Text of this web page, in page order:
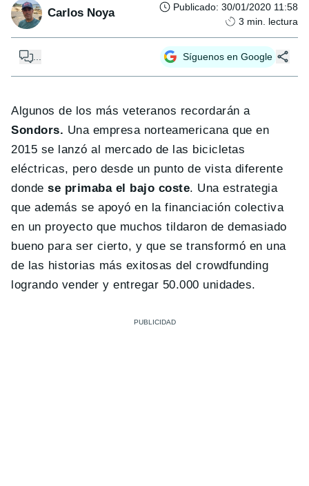
Carlos Noya Publicado: 30/01/2020 11:58
3 min. lectura
Síguenos en Google
Algunos de los más veteranos recordarán a
Sondors. Una empresa norteamericana que en
2015 se lanzó al mercado de las bicicletas
eléctricas, pero desde un punto de vista diferente
donde se primaba el bajo coste. Una estrategia
que además se apoyó en la financiación colectiva
en un proyecto que muchos tildaron de demasiado
bueno para ser cierto, y que se transformó en una
de las historias más exitosas del crowdfunding
logrando vender y entregar 50.000 unidades.